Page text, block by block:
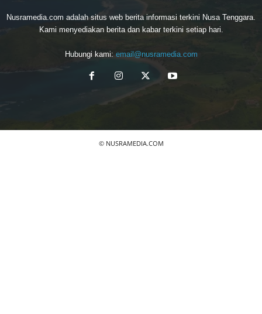
Nusramedia.com adalah situs web berita informasi terkini Nusa Tenggara.
Kami menyediakan berita dan kabar terkini setiap hari.
Hubungi kami: email@nusramedia.com
© NUSRAMEDIA.COM